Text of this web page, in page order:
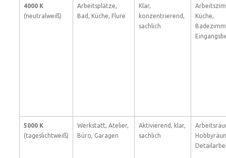
4000 K
(neutralweiß)
Arbeitsplätze,
Bad, Küche, Flure
Klar,
konzentrierend,
sachlich
Küche,
5000 K
(tageslichtweiß)
Werkstatt, Atelier,
Büro, Garagen
Aktivierend, klar,
sachlich